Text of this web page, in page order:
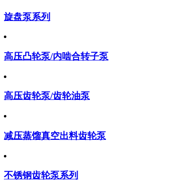
旋盘泵系列
高压凸轮泵/内啮合转子泵
高压齿轮泵/齿轮油泵
减压蒸馏真空出料齿轮泵
不锈钢齿轮泵系列